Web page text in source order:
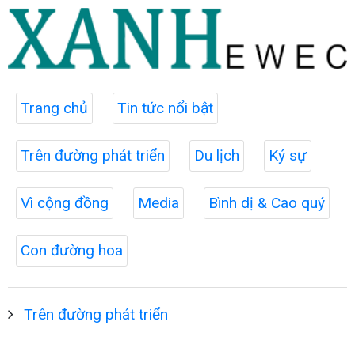
Trang chủ Tin tức nổi bật
Trên đường phát triển Du lịch Ký sự
Vì cộng đồng Media Bình dị & Cao quý
Con đường hoa
Trên đường phát triển